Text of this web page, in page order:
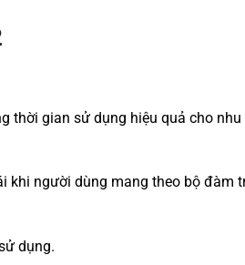
thời gian sử dụng hiệu quả cho nhu
khi người dùng mang theo bộ đàm
dụng.